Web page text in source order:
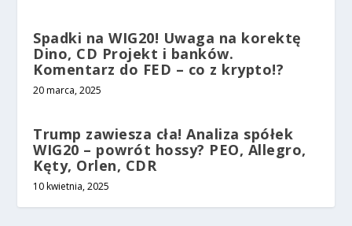
Spadki na WIG20! Uwaga na korektę
Dino, CD Projekt i banków.
Komentarz do FED – co z krypto!?
20 marca, 2025
Trump zawiesza cła! Analiza spółek
WIG20 – powrót hossy? PEO, Allegro,
Kęty, Orlen, CDR
10 kwietnia, 2025